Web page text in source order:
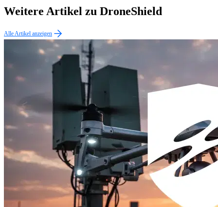
Weitere Artikel zu DroneShield
Alle Artikel anzeigen